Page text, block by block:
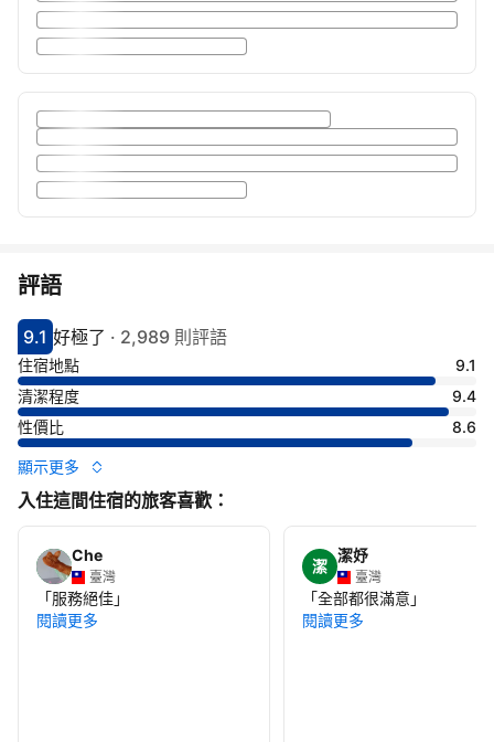
評語
分數9.1分
9.1
評比好極了
好極了 · 2,989 則評語
住宿地點
9.1
清潔程度
9.4
性價比
8.6
顯示更多
入住這間住宿的旅客喜歡：
Che
臺灣
「服務絕佳」
閱讀更多
潔
潔妤
臺灣
「全部都很滿意 」
閱讀更多